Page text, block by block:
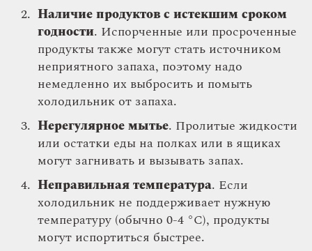
Наличие продуктов с истекшим сроком
годности. Испорченные или просроченные
продукты также могут стать источником
неприятного запаха, поэтому надо
немедленно их выбросить и помыть
холодильник от запаха.
Нерегулярное мытье. Пролитые жидкости
или остатки еды на полках или в ящиках
могут загнивать и вызывать запах.
Неправильная температура. Если
холодильник не поддерживает нужную
температуру (обычно 0-4 °C), продукты
могут испортиться быстрее.